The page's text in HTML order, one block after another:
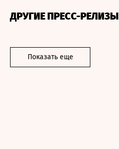
ДРУГИЕ ПРЕСС-РЕЛИЗЫ
Показать еще